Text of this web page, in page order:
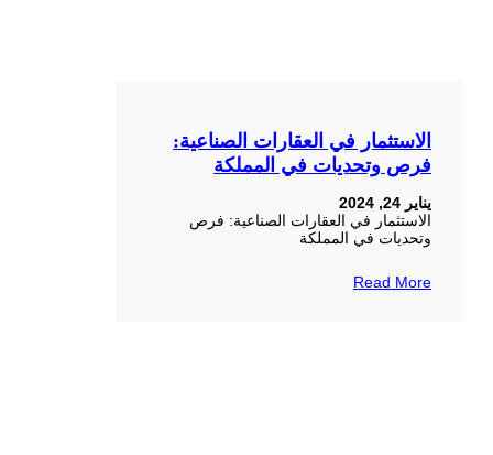
الاستثمار في العقارات الصناعية:
فرص وتحديات في المملكة
يناير 24, 2024
الاستثمار في العقارات الصناعية: فرص
وتحديات في المملكة
Read More